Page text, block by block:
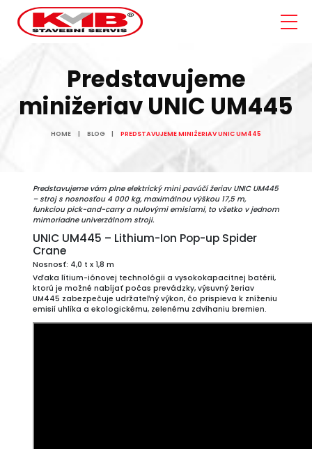
Predstavujeme
minižeriav UNIC UM445
HOME BLOG PREDSTAVUJEME MINIŽERIAV UNIC UM445
Predstavujeme vám plne elektrický mini pavúčí žeriav UNIC UM445
– stroj s nosnosťou 4 000 kg, maximálnou výškou 17,5 m,
funkciou pick-and-carry a nulovými emisiami, to všetko v jednom
mimoriadne univerzálnom stroji.
UNIC UM445 – Lithium-Ion Pop-up Spider
Crane
Nosnosť: 4,0 t x 1,8 m
Vďaka lítium-iónovej technológii a vysokokapacitnej batérii,
ktorú je možné nabíjať počas prevádzky, výsuvný žeriav
UM445 zabezpečuje udržateľný výkon, čo prispieva k zníženiu
emisií uhlíka a ekologickému, zelenému zdvíhaniu bremien.